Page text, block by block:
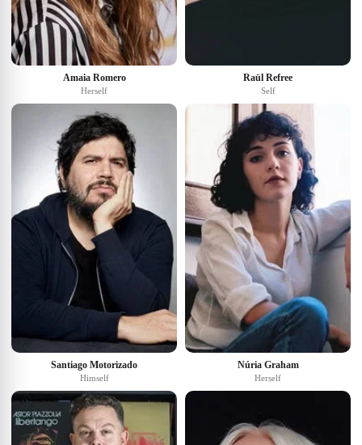
Amaia Romero
Herself
Raül Refree
Self
Santiago Motorizado
Himself
Núria Graham
Herself